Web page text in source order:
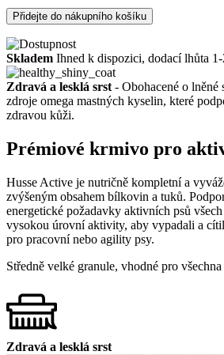
Přidejte do nákupního košíku
Skladem Ihned k dispozici, dodací lhůta
Zdravá a lesklá srst - Obohacené o lněné
zdroje omega mastných kyselin, které
zdravou kůži.
Prémiové krmivo pro
Husse Active je nutričně kompletní a
zvýšeným obsahem bílkovin a tuků.
energetické požadavky aktivních psů
vysokou úrovní aktivity, aby vypadali a
pro pracovní nebo agility psy.
Středně velké granule, vhodné pro
Zdravá a lesklá srst